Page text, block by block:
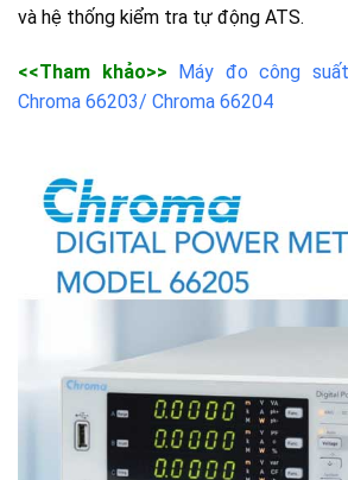
và hệ thống kiểm tra tự động ATS.
<<Tham khảo>> Máy đo công
Chroma 66203/ Chroma 66204